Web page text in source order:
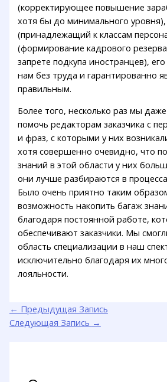
(корректирующее повышение
хотя бы до минимального
(принадлежащий к классам
(формирование кадрового
запрете подкупа иностранцев),
нам без труда и гарантированно
правильным.
Более того, несколько раз мы
помочь редакторам заказчика с
и фраз, с которыми у них
хотя совершенно очевидно, что
знаний в этой области у них
они лучше разбираются в
Было очень приятно таким
возможность накопить багаж
благодаря постоянной работе,
обеспечивают заказчики. Мы
область специализации в наш
исключительно благодаря их
лояльности.
← Предыдущая Запись
Следующая Запись →